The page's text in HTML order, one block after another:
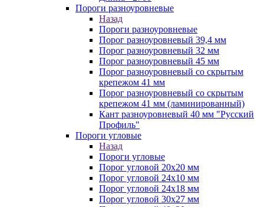
Пороги разноуровневые
Назад
Пороги разноуровневые
Порог разноуровневый 39,4 мм
Порог разноуровневый 32 мм
Порог разноуровневый 45 мм
Порог разноуровневый со скрытым
крепежом 41 мм
Порог разноуровневый со скрытым
крепежом 41 мм (ламинированный)
Кант разноуровневый 40 мм "Русский
Профиль"
Пороги угловые
Назад
Пороги угловые
Порог угловой 20х20 мм
Порог угловой 24х10 мм
Порог угловой 24х18 мм
Порог угловой 30х27 мм